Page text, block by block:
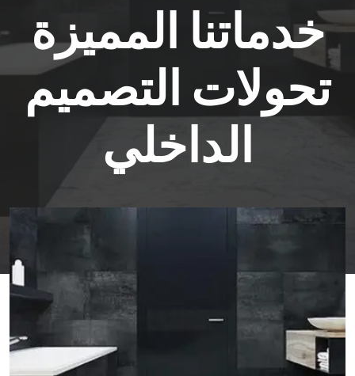
خدماتنا المميزة
تحولات التصميم
الداخلي